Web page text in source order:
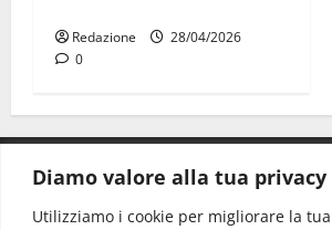
Diamo valore alla tua privacy
Utilizziamo i cookie per migliorare la
Redazione
28/04/2026
0
CONTATTI.